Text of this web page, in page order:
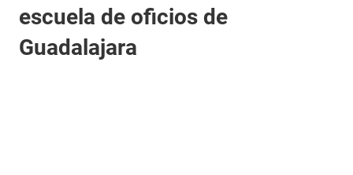
escuela de oficios de
Guadalajara